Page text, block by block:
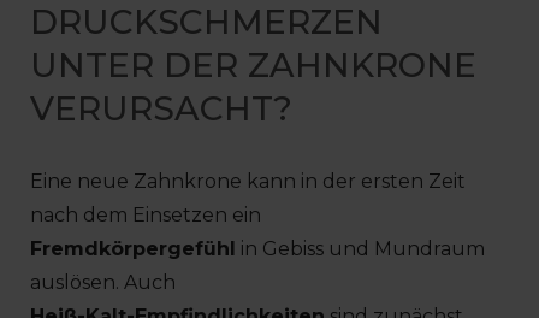
DRUCKSCHMERZEN
UNTER DER ZAHNKRONE
VERURSACHT?
Eine neue Zahnkrone kann in der ersten Zeit
nach dem Einsetzen ein
Fremdkörpergefühl in Gebiss und Mundraum
auslösen. Auch